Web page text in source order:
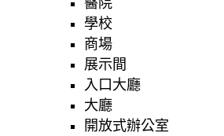
醫院
學校
商場
展示間
入口大廳
大廳
開放式辦公室